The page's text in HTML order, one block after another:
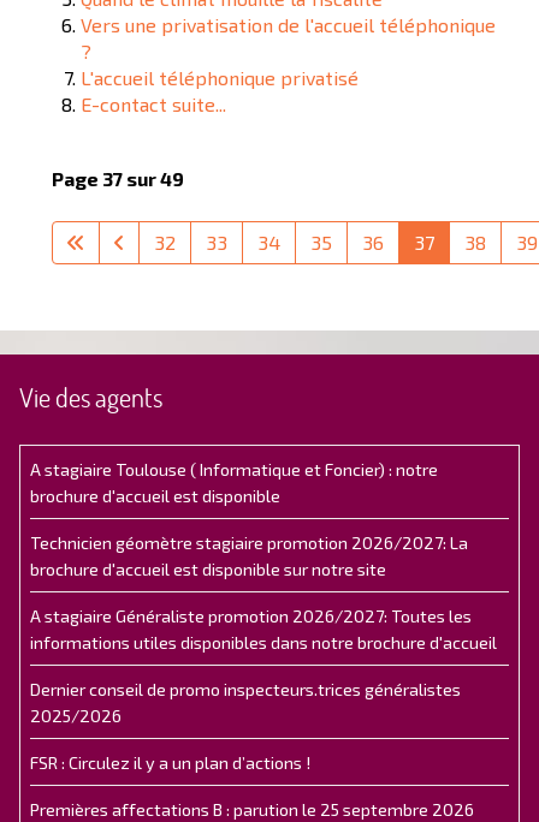
Vers une privatisation de l'accueil téléphonique
?
L'accueil téléphonique privatisé
E-contact suite...
Page 37 sur 49
32 33 34 35 36 37 38 39
Vie des agents
A stagiaire Toulouse ( Informatique et Foncier) : notre
brochure d'accueil est disponible
Technicien géomètre stagiaire promotion 2026/2027: La
brochure d'accueil est disponible sur notre site
A stagiaire Généraliste promotion 2026/2027: Toutes les
informations utiles disponibles dans notre brochure d'accueil
Dernier conseil de promo inspecteurs.trices généralistes
2025/2026
FSR : Circulez il y a un plan d’actions !
Premières affectations B : parution le 25 septembre 2026